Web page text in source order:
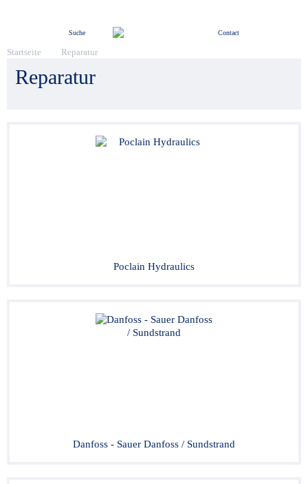
Suche Contact
Startseite Reparatur
Reparatur
Poclain Hydraulics
Danfoss - Sauer Danfoss / Sundstrand